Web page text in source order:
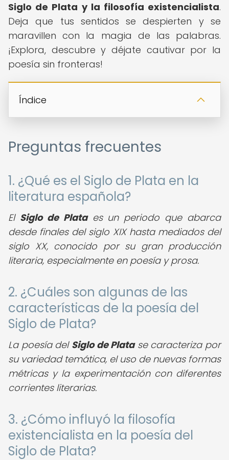
Siglo de Plata y la filosofía existencialista.
Deja que tus sentidos se despierten y se
maravillen con la magia de las palabras.
¡Explora, descubre y déjate cautivar por la
poesía sin fronteras!
Índice
Preguntas frecuentes
1. ¿Qué es el Siglo de Plata en la
literatura española?
El Siglo de Plataes un periodo que abarca
desde finales del siglo XIX hasta mediados del
siglo XX, conocido por su gran producción
literaria, especialmente en poesía y prosa.
2. ¿Cuáles son algunas de las
características de la poesía del
Siglo de Plata?
La poesía del Siglo de Platase caracteriza por
su variedad temática, el uso de nuevas formas
métricas y la experimentación con diferentes
corrientes literarias.
3. ¿Cómo influyó la filosofía
existencialista en la poesía del
Siglo de Plata?